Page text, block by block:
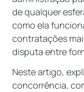
de qualquer
como ela
contratações
disputa entre
Neste artigo,
concorrência,